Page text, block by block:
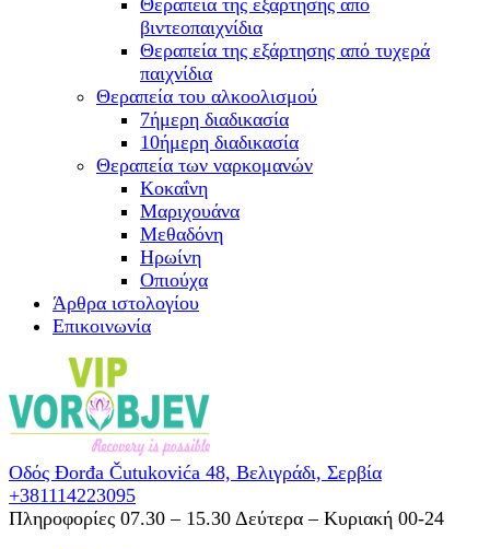
Θεραπεία της εξάρτησης από
βιντεοπαιχνίδια
Θεραπεία της εξάρτησης από τυχερά
παιχνίδια
Θεραπεία του αλκοολισμού
7ήμερη διαδικασία
10ήμερη διαδικασία
Θεραπεία των ναρκομανών
Kοκαΐνη
Mαριχουάνα
Μεθαδόνη
Ηρωίνη
Oπιούχα
Άρθρα ιστολογίου
Επικοινωνία
Οδός Đorđa Čutukovića 48, Βελιγράδι, Σερβία
+381114223095
Πληροφορίες 07.30 – 15.30 Δεύτερα – Κυριακή 00-24